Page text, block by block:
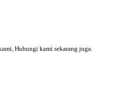
Hubungi kami sekarang juga.